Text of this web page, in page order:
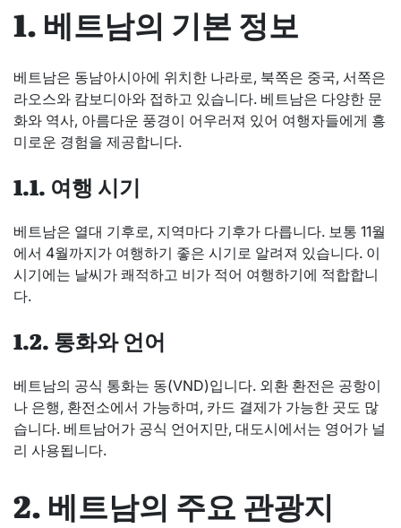
1. 베트남의 기본 정보
베트남은 동남아시아에 위치한 나라로, 북쪽은 중국, 서쪽은
라오스와 캄보디아와 접하고 있습니다. 베트남은 다양한 문
화와 역사, 아름다운 풍경이 어우러져 있어 여행자들에게 흥
미로운 경험을 제공합니다.
1.1. 여행 시기
베트남은 열대 기후로, 지역마다 기후가 다릅니다. 보통 11월
에서 4월까지가 여행하기 좋은 시기로 알려져 있습니다. 이
시기에는 날씨가 쾌적하고 비가 적어 여행하기에 적합합니
다.
1.2. 통화와 언어
베트남의 공식 통화는 동(VND)입니다. 외환 환전은 공항이
나 은행, 환전소에서 가능하며, 카드 결제가 가능한 곳도 많
습니다. 베트남어가 공식 언어지만, 대도시에서는 영어가 널
리 사용됩니다.
2. 베트남의 주요 관광지